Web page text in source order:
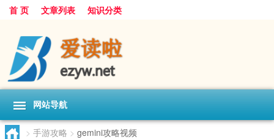
首 页 文章列表 知识分类
网站导航
> 手游攻略 > gemini攻略视频